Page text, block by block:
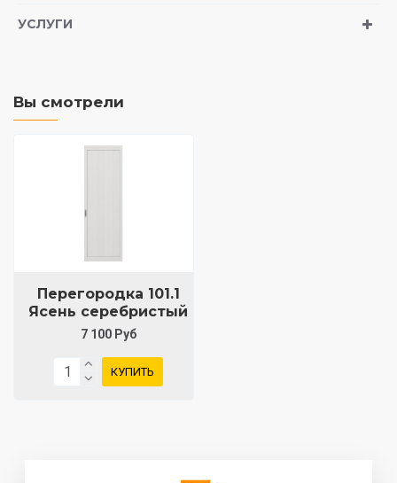
УСЛУГИ
Вы смотрели
Перегородка 101.1
Ясень серебристый
7 100 Руб
КУПИТЬ